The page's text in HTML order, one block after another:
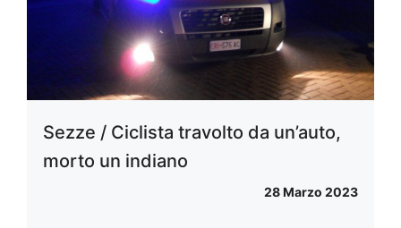
Sezze / Ciclista travolto da un’auto,
morto un indiano
28 Marzo 2023